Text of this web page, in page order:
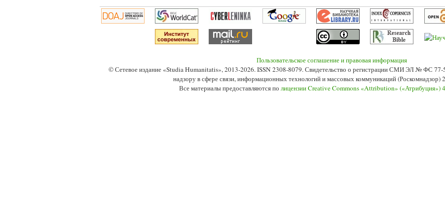
Пользовательское соглашение и правовая информация
© Сетевое издание «Studia Humanitatis», 2013-2026. ISSN 2308-8079. Свидетельство о регистрации СМИ ЭЛ № ФС
надзору в сфере связи, информационных технологий и массовых коммуникаций (Роскомнадзор)
Все материалы предоставляются по лицензии Creative Commons «Attribution» («Атрибуция»)